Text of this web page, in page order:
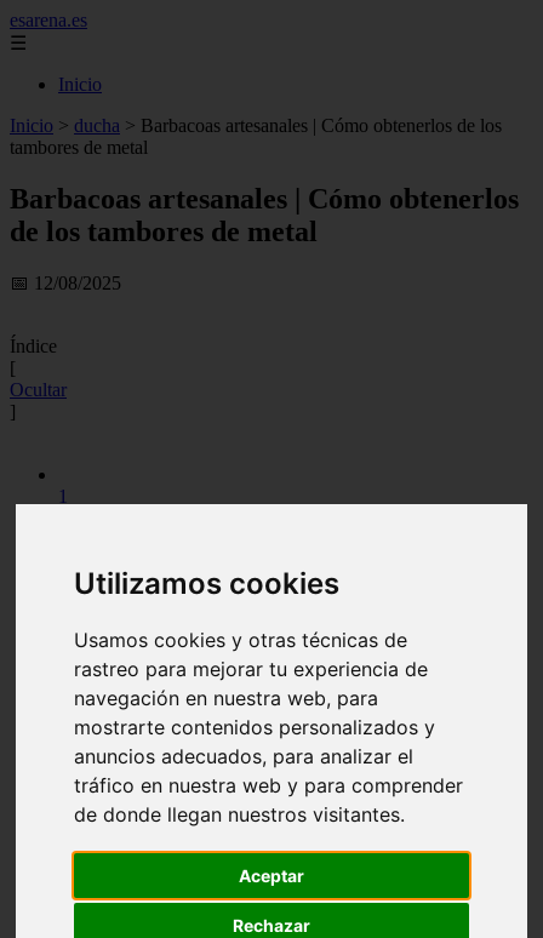
Utilizamos cookies
Usamos cookies y otras técnicas de
rastreo para mejorar tu experiencia de
navegación en nuestra web, para
mostrarte contenidos personalizados y
anuncios adecuados, para analizar el
tráfico en nuestra web y para comprender
de donde llegan nuestros visitantes.
Aceptar
Rechazar
esarena.es
☰
Inicio
Inicio > ducha > Barbacoas artesanales | Cómo obtenerlos de los
tambores de metal
Barbacoas artesanales | Cómo obtenerlos
de los tambores de metal
📅 12/08/2025
Índice
[
Ocultar
]
1
Lo que necesitas para construir barbacoas artesanales
Corte y soldadura